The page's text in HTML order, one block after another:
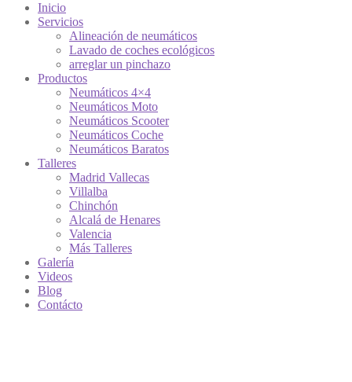
Inicio
Servicios
Alineación de neumáticos
Lavado de coches ecológicos
arreglar un pinchazo
Productos
Neumáticos 4×4
Neumáticos Moto
Neumáticos Scooter
Neumáticos Coche
Neumáticos Baratos
Talleres
Madrid Vallecas
Villalba
Chinchón
Alcalá de Henares
Valencia
Más Talleres
Galería
Videos
Blog
Contácto